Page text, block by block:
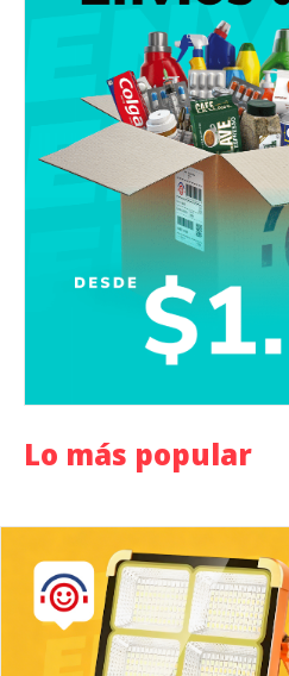
Lo más popular